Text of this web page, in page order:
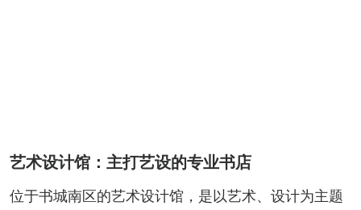
艺术设计馆：主打艺设的专业书店
位于书城南区的艺术设计馆，是以艺术、设计为主题